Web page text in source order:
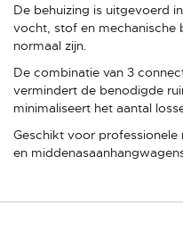
De behuizing is uitgevoerd
vocht, stof en mechanische
normaal zijn.
De combinatie van 3
vermindert de benodigde
minimaliseert het aantal
Geschikt voor
en